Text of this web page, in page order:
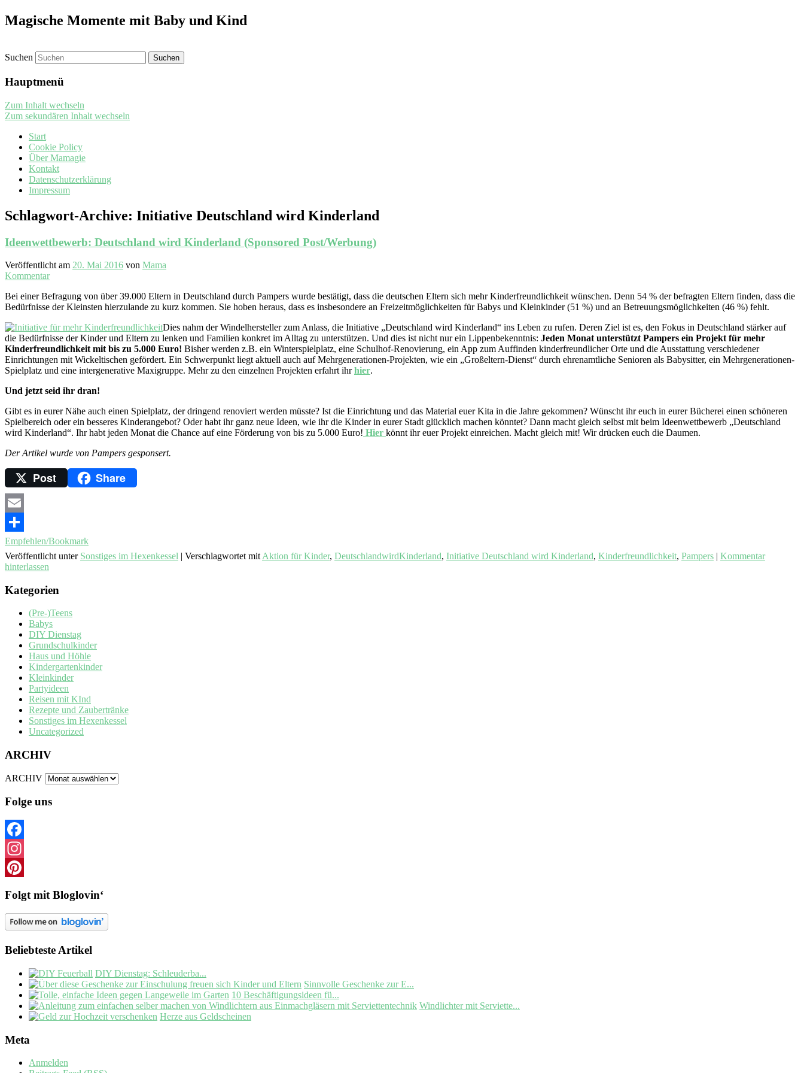
Magische Momente mit Baby und Kind
Suchen
Hauptmenü
Zum Inhalt wechseln
Zum sekundären Inhalt wechseln
Start
Cookie Policy
Über Mamagie
Kontakt
Datenschutzerklärung
Impressum
Schlagwort-Archive: Initiative Deutschland wird Kinderland
Ideenwettbewerb: Deutschland wird Kinderland (Sponsored Post/Werbung)
Veröffentlicht am 20. Mai 2016 von Mama
Kommentar
Bei einer Befragung von über 39.000 Eltern in Deutschland durch Pampers wurde bestätigt, dass die deutschen Eltern sich mehr Kinderfreundlichkeit wünschen. Denn 54 % der befragten Eltern finden, dass die
Bedürfnisse der Kleinsten hierzulande zu kurz kommen. Sie hoben heraus, dass es insbesondere an Freizeitmöglichkeiten für Babys und Kleinkinder (51 %) und an Betreuungsmöglichkeiten (46 %) fehlt.
Dies nahm der Windelhersteller zum Anlass, die Initiative „Deutschland wird Kinderland“ ins Leben zu rufen. Deren Ziel ist es, den Fokus in Deutschland stärker auf
die Bedürfnisse der Kinder und Eltern zu lenken und Familien konkret im Alltag zu unterstützen. Und dies ist nicht nur ein Lippenbekenntnis: Jeden Monat unterstützt Pampers ein Projekt für mehr
Kinderfreundlichkeit mit bis zu 5.000 Euro! Bisher werden z.B. ein Winterspielplatz, eine Schulhof-Renovierung, ein App zum Auffinden kinderfreundlicher Orte und die Ausstattung verschiedener
Einrichtungen mit Wickeltischen gefördert. Ein Schwerpunkt liegt aktuell auch auf Mehrgenerationen-Projekten, wie ein „Großeltern-Dienst“ durch ehrenamtliche Senioren als Babysitter, ein Mehrgenerationen-
Spielplatz und eine intergenerative Maxigruppe. Mehr zu den einzelnen Projekten erfahrt ihr hier.
Und jetzt seid ihr dran!
Gibt es in eurer Nähe auch einen Spielplatz, der dringend renoviert werden müsste? Ist die Einrichtung und das Material euer Kita in die Jahre gekommen? Wünscht ihr euch in eurer Bücherei einen schöneren
Spielbereich oder ein besseres Kinderangebot? Oder habt ihr ganz neue Ideen, wie ihr die Kinder in eurer Stadt glücklich machen könntet? Dann macht gleich selbst mit beim Ideenwettbewerb „Deutschland
wird Kinderland“. Ihr habt jeden Monat die Chance auf eine Förderung von bis zu 5.000 Euro! Hier könnt ihr euer Projekt einreichen. Macht gleich mit! Wir drücken euch die Daumen.
Der Artikel wurde von Pampers gesponsert.
Post Share
Email
Empfehlen/Bookmark
Veröffentlicht unter Sonstiges im Hexenkessel | Verschlagwortet mit Aktion für Kinder, DeutschlandwirdKinderland, Initiative Deutschland wird Kinderland, Kinderfreundlichkeit, Pampers | Kommentar
hinterlassen
Kategorien
(Pre-)Teens
Babys
DIY Dienstag
Grundschulkinder
Haus und Höhle
Kindergartenkinder
Kleinkinder
Partyideen
Reisen mit KInd
Rezepte und Zaubertränke
Sonstiges im Hexenkessel
Uncategorized
ARCHIV
ARCHIV
Folge uns
Facebook
Instagram
Folgt mit Bloglovin‘
Beliebteste Artikel
DIY Dienstag: Schleuderba...
Sinnvolle Geschenke zur E...
10 Beschäftigungsideen fü...
Windlichter mit Serviette...
Herze aus Geldscheinen
Meta
Anmelden